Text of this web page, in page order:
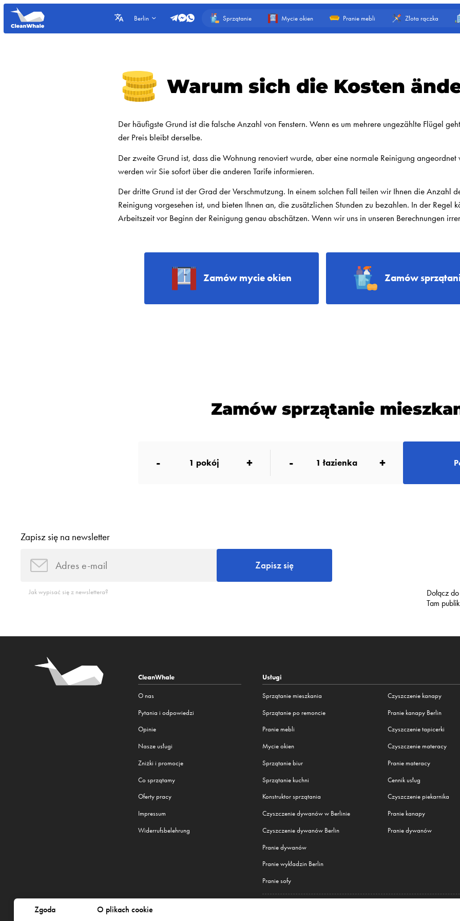
Zgoda O plikach cookie
Berlin Sprzątanie Mycie okien Pranie mebli Złota rączka
Warum sich die Kosten
Der häufigste Grund ist die falsche Anzahl von Fenstern. Wenn es um mehrere ungezählte Flügel
der Preis bleibt derselbe.
Der zweite Grund ist, dass die Wohnung renoviert wurde, aber eine normale Reinigung angeordnet
werden wir Sie sofort über die anderen Tarife informieren.
Der dritte Grund ist der Grad der Verschmutzung. In einem solchen Fall teilen wir Ihnen die Anzahl
Reinigung vorgesehen ist, und bieten Ihnen an, die zusätzlichen Stunden zu bezahlen. In der Regel
Arbeitszeit vor Beginn der Reinigung genau abschätzen. Wenn wir uns in unseren Berechnungen
Zamów mycie okien Zamów
Zamów sprzątanie
- 1 pokój + - 1 łazienka +
Zapisz się na newsletter
Zapisz się
Jak wypisać się z newslettera?
Dołącz
Tam
CleanWhale
O nas
Pytania i odpowiedzi
Opinie
Nasze usługi
Zniżki i promocje
Co sprzątamy
Oferty pracy
Impressum
Widerrufsbelehrung
Usługi
Sprzątanie mieszkania
Sprzątanie po remoncie
Pranie mebli
Mycie okien
Sprzątanie biur
Sprzątanie kuchni
Konstruktor sprzątania
Czyszczenie dywanów w Berlinie
Czyszczenie dywanów Berlin
Pranie dywanów
Pranie wykładzin Berlin
Pranie sofy
Czyszczenie kanapy
Pranie kanapy Berlin
Czyszczenie tapicerki
Czyszczenie materacy
Pranie materacy
Cennik usług
Czyszczenie piekarnika
Pranie kanapy
Pranie dywanów